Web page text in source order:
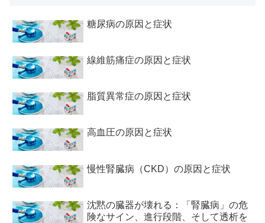
糖尿病の原因と症状
線維筋痛症の原因と症状
脂質異常症の原因と症状
高血圧の原因と症状
慢性腎臓病（CKD）の原因と症状
沈黙の臓器が壊れる：「腎臓病」の危
険なサイン、進行段階、そして透析を